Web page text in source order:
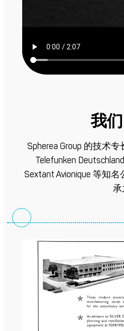
我
Spherea Group 的技术
Telefunken
Sextant Avionique 等知
承